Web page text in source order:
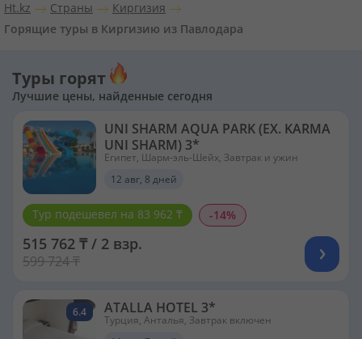
Ht.kz Страны
Киргизия
Горящие туры в Киргизию из Павлодара
Туры горят
Лучшие цены, найденные сегодня
UNI SHARM AQUA PARK (EX. KARMA
UNI SHARM) 3*
Египет, Шарм-эль-Шейх, Завтрак и ужин
12 авг, 8 дней
Тур подешевел на 83 962 ₸ -14%
515 762 ₸ / 2 взр.
599 724 ₸
6.4 ATALLA HOTEL 3*
Турция, Анталья, Завтрак включен